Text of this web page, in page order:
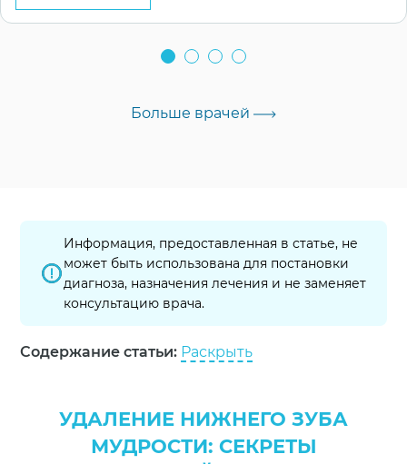
Больше врачей
Информация, предоставленная в статье, не
может быть использована для постановки
диагноза, назначения лечения и не заменяет
консультацию врача.
Содержание статьи: Раскрыть
УДАЛЕНИЕ НИЖНЕГО ЗУБА
МУДРОСТИ: СЕКРЕТЫ